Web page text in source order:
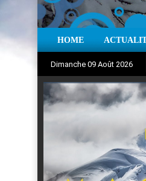
HOME
Dimanche 09 Août 2026
Nuit de la Glisse